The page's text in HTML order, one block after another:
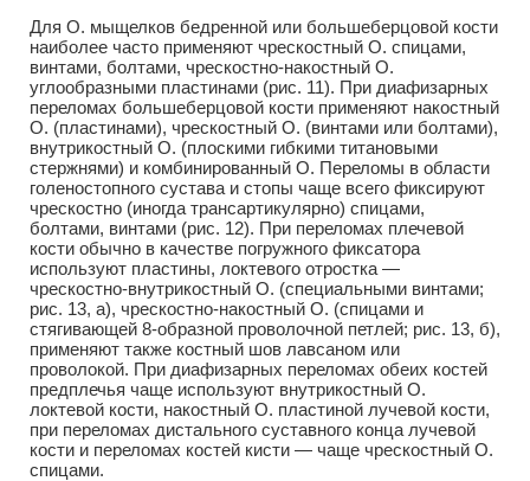
Для О. мыщелков бедренной или большеберцовой кости
наиболее часто применяют чрескостный О. спицами,
винтами, болтами, чрескостно-накостный О.
углообразными пластинами (рис. 11). При диафизарных
переломах большеберцовой кости применяют накостный
О. (пластинами), чрескостный О. (винтами или болтами),
внутрикостный О. (плоскими гибкими титановыми
стержнями) и комбинированный О. Переломы в области
голеностопного сустава и стопы чаще всего фиксируют
чрескостно (иногда трансартикулярно) спицами,
болтами, винтами (рис. 12). При переломах плечевой
кости обычно в качестве погружного фиксатора
используют пластины, локтевого отростка —
чрескостно-внутрикостный О. (специальными винтами;
рис. 13, а), чрескостно-накостный О. (спицами и
стягивающей 8-образной проволочной петлей; рис. 13, б),
применяют также костный шов лавсаном или
проволокой. При диафизарных переломах обеих костей
предплечья чаще используют внутрикостный О.
локтевой кости, накостный О. пластиной лучевой кости,
при переломах дистального суставного конца лучевой
кости и переломах костей кисти — чаще чрескостный О.
спицами.